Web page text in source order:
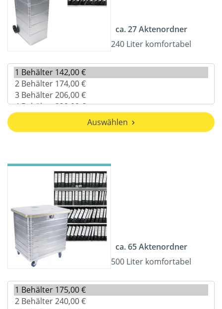
ca. 27 Aktenordner
240 Liter komfortabel
Auswählen
ca. 65 Aktenordner
500 Liter komfortabel